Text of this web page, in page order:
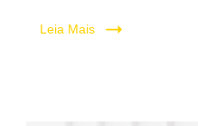
Leia Mais